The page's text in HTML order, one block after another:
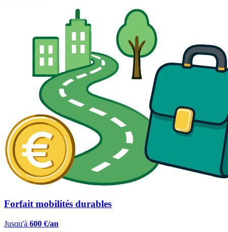
Forfait mobilités durables
Jusqu'à 600 €/an